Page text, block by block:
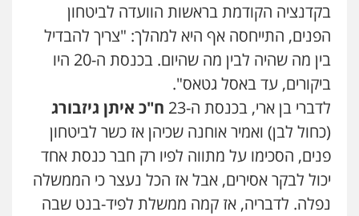
בקדנציה הקודמת בראשות הוועדה לביטחון
הפנים, התייחסה אף היא למהלך: "צריך להבדיל
בין מה שהיה לבין מה שהיום. בכנסת ה-20 היו
ביקורים, עד באסל גטאס".
לדברי בן ארי, בכנסת ה-23
ח"כ איתן גיזבורג
(כחול לבן) ואמיר אוחנה שכיהן אז כשר לביטחון
פנים, הסכימו על מתווה לפיו רק חבר כנסת אחד
יכול לבקר אסירים, אבל אז הכל נעצר כי הממשלה
נפלה. לדבריה, אז קמה ממשלת לפיד-בנט שבה